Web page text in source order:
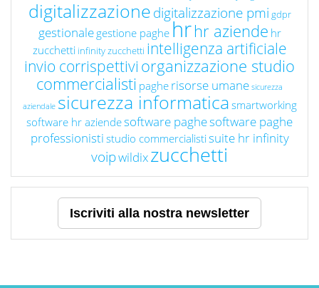
digitalizzazionedigitalizzazione pmi gdpr
gestionale gestione paghe hrhr aziende hr
zucchetti infinity zucchetti intelligenza artificiale
invio corrispettivi organizzazione studio
commercialisti paghe risorse umane sicurezza
aziendale sicurezza informatica smartworking
software hr aziendesoftware paghesoftware paghe
professionisti studio commercialisti suite hr infinity
voipwildixzucchetti
Iscriviti alla nostra newsletter